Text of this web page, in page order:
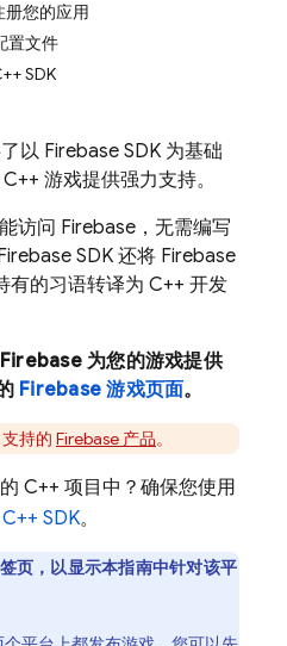
册您的应用
置文件
SDK
以 Firebase SDK 为基础
游戏提供强力支持。
访问 Firebase，无需编写
SDK 还将 Firebase
有的习语转译为 C++ 开发
为您的游戏提供
Firebase 游戏页面。
支持的 Firebase 产品。
C++ 项目中？确保您使用
C++ SDK。
页，以显示本指南中针对该平